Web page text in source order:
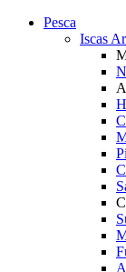
Pesca
Iscas